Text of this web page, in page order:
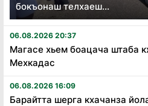
бокъонаш телхаеш...
06.08.2026 20:37
Магасе хьем боацача штаба
Мехкадас
06.08.2026 16:09
Барайтта шерга кхачанза